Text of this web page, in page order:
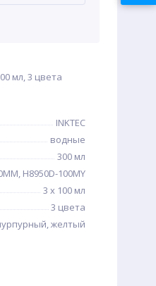
мл, 3 цвета
INKTEC
водные
300 мл
H8950D-100MY
3 x 100 мл
3 цвета
желтый